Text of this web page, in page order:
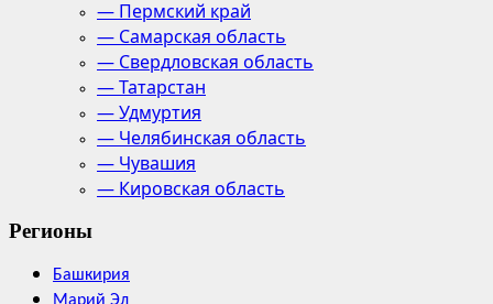
— Пермский край
— Самарская область
— Свердловская область
— Татарстан
— Удмуртия
— Челябинская область
— Чувашия
— Кировская область
Регионы
Башкирия